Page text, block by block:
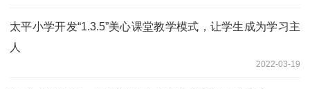
太平小学开发“1.3.5”美心课堂教学模式，让学生成为学习主
人
2022-03-19